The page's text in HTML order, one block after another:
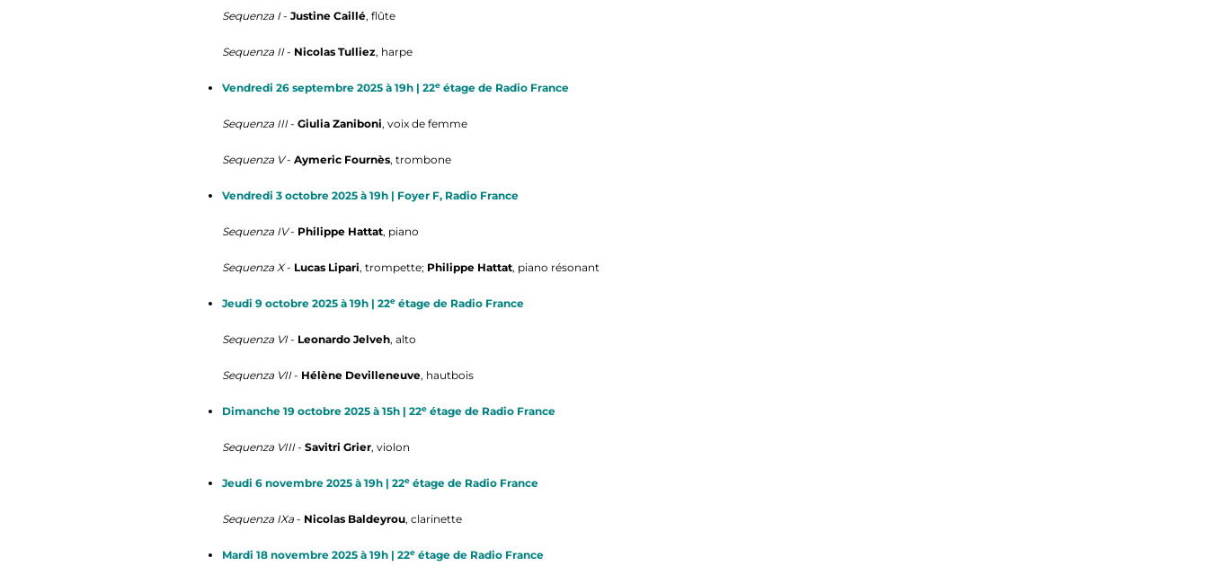
Sequenza I- Justine Caillé, flûte
Sequenza II- Nicolas Tulliez, harpe
Vendredi 26 septembre 2025 à 19h | 22e étage de Radio France
Sequenza III- Giulia Zaniboni, voix de femme
Sequenza V- Aymeric Fournès, trombone
Vendredi 3 octobre 2025 à 19h | Foyer F, Radio France
Sequenza IV- Philippe Hattat, piano
Sequenza X- Lucas Lipari, trompette; Philippe Hattat, piano résonant
Jeudi 9 octobre 2025 à 19h | 22e étage de Radio France
Sequenza VI- Leonardo Jelveh, alto
Sequenza VII- Hélène Devilleneuve, hautbois
Dimanche 19 octobre 2025 à 15h | 22e étage de Radio France
Sequenza VIII- Savitri Grier, violon
Jeudi 6 novembre 2025 à 19h | 22e étage de Radio France
Sequenza IXa - Nicolas Baldeyrou, clarinette
Mardi 18 novembre 2025 à 19h | 22e étage de Radio France